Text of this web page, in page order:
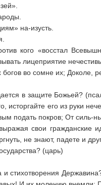
на-изусть.
кого «восстал
лицеприятие
во сомне их; Доколе,
в защите Божьей?
исторгайте его из руки
подать покров; От силь-
свои гражданские
не знают, падете и
(царь)
стихотворения